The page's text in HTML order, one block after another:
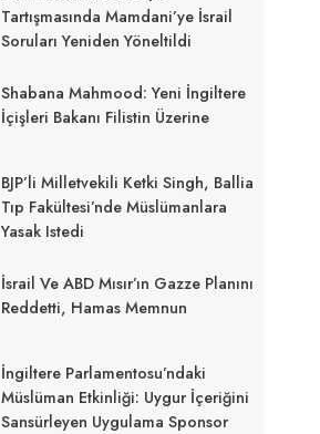
Tartışmasında Mamdani’ye İsrail
Soruları Yeniden Yöneltildi
Shabana Mahmood: Yeni İngiltere
İçişleri Bakanı Filistin Üzerine
BJP’li Milletvekili Ketki Singh, Ballia
Tıp Fakültesi’nde Müslümanlara
Yasak Istedi
İsrail Ve ABD Mısır’ın Gazze Planını
Reddetti, Hamas Memnun
İngiltere Parlamentosu’ndaki
Müslüman Etkinliği: Uygur İçeriğini
Sansürleyen Uygulama Sponsor